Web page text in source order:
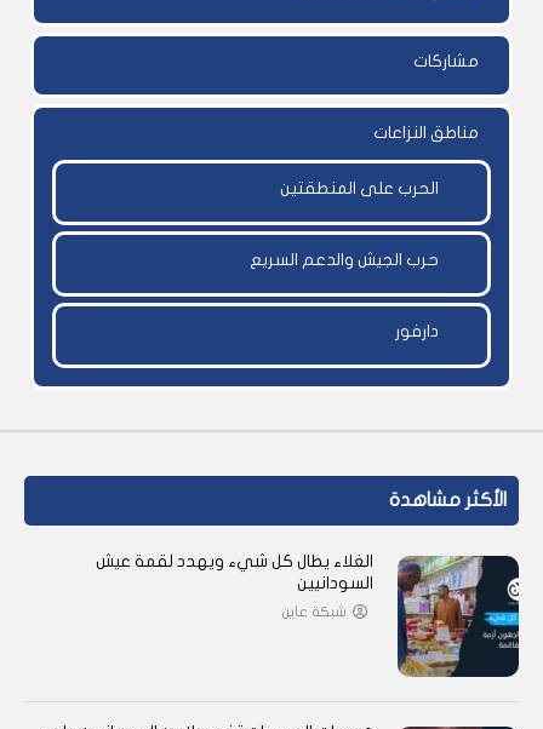
مشاركات
مناطق النزاعات
الحرب على المنطقتين
حرب الجيش والدعم السريع
دارفور
الأكثر مشاهدة
الغلاء يطال كل شيء ويهدد لقمة عيش
السودانيين
شبكة عاين